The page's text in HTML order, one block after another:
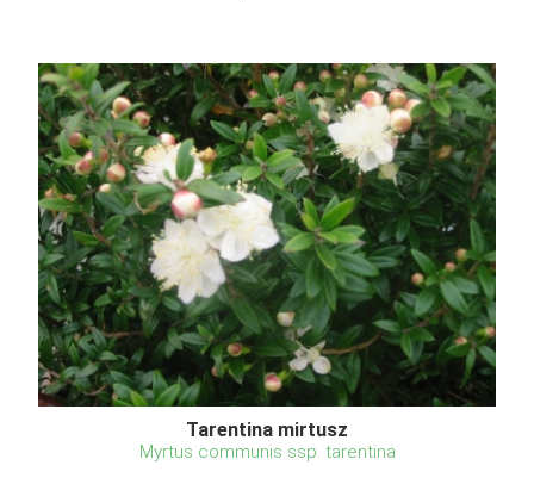
Tarentina mirtusz
Myrtus communis ssp. tarentina